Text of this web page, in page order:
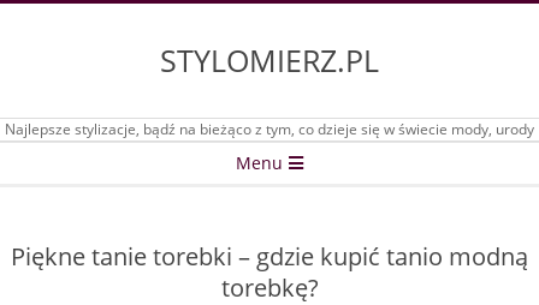
STYLOMIERZ.PL
Najlepsze stylizacje, bądź na bieżąco z tym, co dzieje się w świecie mody, urody
Menu
Piękne tanie torebki – gdzie kupić tanio modną
torebkę?